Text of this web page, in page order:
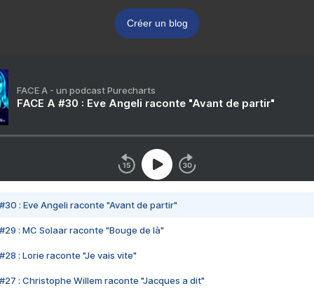
Créer un blog
FACE A - un podcast Purecharts
FACE A #30 : Eve Angeli raconte "Avant de partir"
#30 : Eve Angeli raconte "Avant de partir"
#29 : MC Solaar raconte "Bouge de là"
#28 : Lorie raconte "Je vais vite"
#27 : Christophe Willem raconte "Jacques a dit"